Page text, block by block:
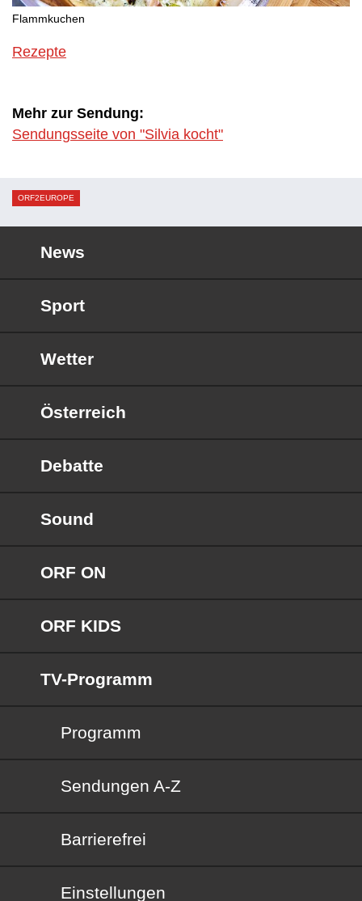
Flammkuchen
Rezepte
Mehr zur Sendung:
Sendungsseite von "Silvia kocht"
ORF2EUROPE
News
Sport
Wetter
Österreich
Debatte
Sound
ORF ON
ORF KIDS
TV-Programm
Programm
Sendungen von A bis Z
Sendungen A-Z
Barrierefrei
Barrierefrei
Einstellungen